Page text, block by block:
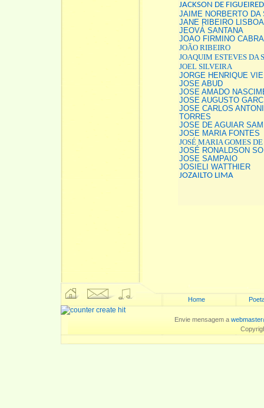
JACKSON DE
JAIME NORBERTO DA
JANE RIBEIRO LISBOA
JEOVÁ SANTANA
JOAO FIRMINO
JOÃO RIBEIRO
JOAQUIM ESTEVES DA
JOEL SILVEIRA
JORGE HENRIQUE
JOSE ABUD
JOSE AMADO
JOSE AUGUSTO
JOSE CARLOS
TORRES
JOSE DE AGUIAR
JOSE MARIA FONTES
JOSÉ MARIA GOMES
JOSÉ RONALDSON
JOSE SAMPAIO
JOSIELI WATTHIER
JOZAILTO LIMA
Home
Envie mensagem a